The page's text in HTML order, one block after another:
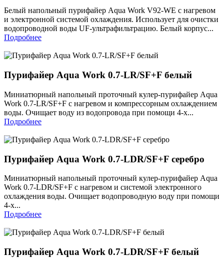
Белый напольный пурифайер Aqua Work V92-WE с нагревом
и электронной системой охлаждения. Использует для очистки
водопроводной воды UF-ультрафильтрацию. Белый корпус...
Подробнее
Пурифайер Aqua Work 0.7-LR/SF+F белый
Миниатюрный напольный проточный кулер-пурифайер Aqua
Work 0.7-LR/SF+F с нагревом и компрессорным охлаждением
воды. Очищает воду из водопровода при помощи 4-х...
Подробнее
Пурифайер Aqua Work 0.7-LDR/SF+F серебро
Миниатюрный напольный проточный кулер-пурифайер Aqua
Work 0.7-LDR/SF+F с нагревом и системой электронного
охлаждения воды. Очищает водопроводную воду при помощи
4-х...
Подробнее
Пурифайер Aqua Work 0.7-LDR/SF+F белый